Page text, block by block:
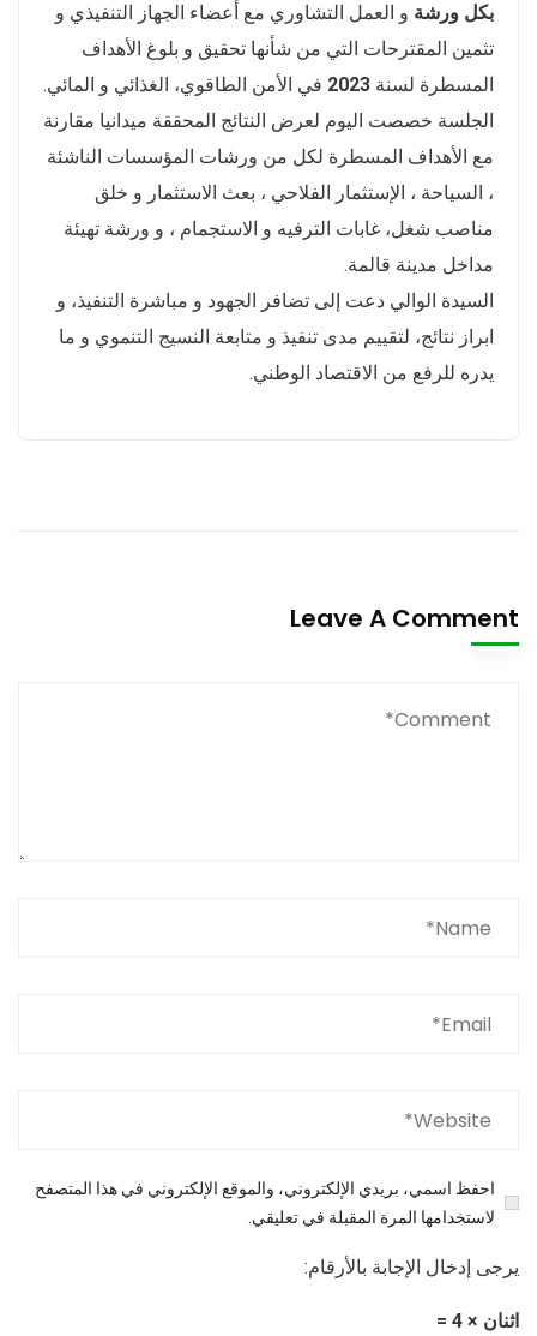
بكل ورشة و العمل التشاوري مع أعضاء الجهاز التنفيذي و
تثمين المقترحات التي من شأنها تحقيق و بلوغ الأهداف
المسطرة لسنة 2023 في الأمن الطاقوي، الغذائي و المائي.
الجلسة خصصت اليوم لعرض النتائج المحققة ميدانيا مقارنة
مع الأهداف المسطرة لكل من ورشات المؤسسات الناشئة
، السياحة ، الإستثمار الفلاحي ، بعث الاستثمار و خلق
مناصب شغل، غابات الترفيه و الاستجمام ، و ورشة تهيئة
مداخل مدينة قالمة.
السيدة الوالي دعت إلى تضافر الجهود و مباشرة التنفيذ، و
ابراز نتائج، لتقييم مدى تنفيذ و متابعة النسيج التنموي و ما
يدره للرفع من الاقتصاد الوطني.
Leave A Comment
احفظ اسمي، بريدي الإلكتروني، والموقع الإلكتروني في هذا المتصفح
لاستخدامها المرة المقبلة في تعليقي.
يرجى إدخال الإجابة بالأرقام:
اثنان × 4 =